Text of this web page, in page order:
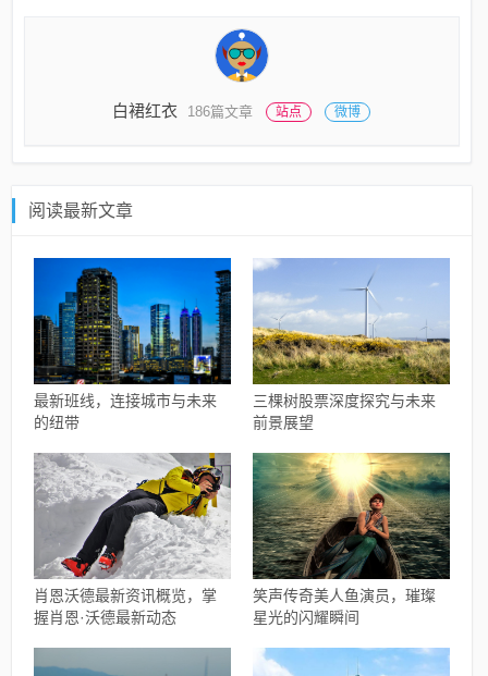
白裙红衣 186篇文章 站点 微博
阅读最新文章
最新班线，连接城市与未来
的纽带
三棵树股票深度探究与未来
前景展望
肖恩沃德最新资讯概览，掌
握肖恩·沃德最新动态
笑声传奇美人鱼演员，璀璨
星光的闪耀瞬间